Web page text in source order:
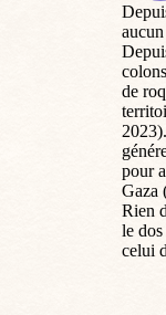
de
pour
Gaza
Rien
le
celui